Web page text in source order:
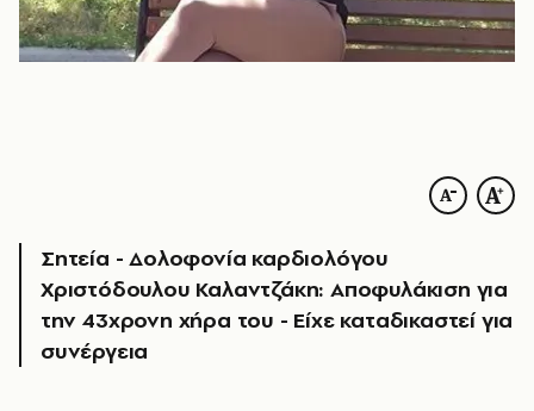
Σητεία - Δολοφονία καρδιολόγου
Χριστόδουλου Καλαντζάκη: Αποφυλάκιση για
την 43χρονη χήρα του - Είχε καταδικαστεί για
συνέργεια